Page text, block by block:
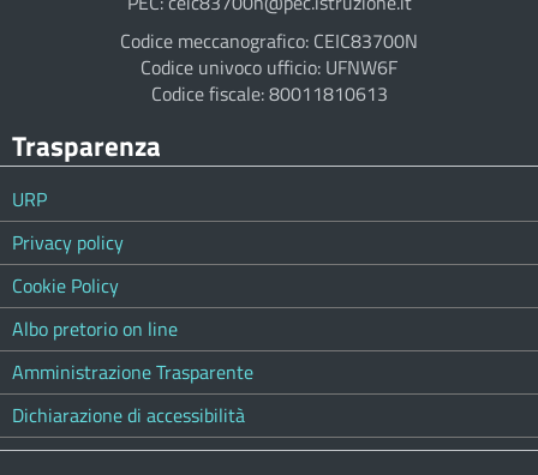
Codice meccanografico: CEIC83700N
Codice univoco ufficio: UFNW6F
Codice fiscale: 80011810613
Trasparenza
URP
Privacy policy
Cookie Policy
Albo pretorio on line
Amministrazione Trasparente
Dichiarazione di accessibilità